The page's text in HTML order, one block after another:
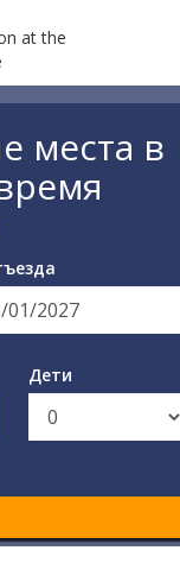
at the
места в
Дети